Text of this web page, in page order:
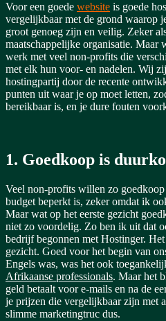
Voor een goede website is goede
vergelijkbaar met de grond waarop
groot genoeg zijn en veilig. Zeker
maatschappelijke organisatie. Maar
werk met veel non-profits die
met elk hun voor- en nadelen. Wij
hostingpartij door de recente
punten uit waar je op moet letten,
bereikbaar is, en je dure fouten
1. Goedkoop is
Veel non-profits willen zo
budget beperkt is, zeker omdat ik
Maar wat op het eerste gezicht
niet zo voordelig. Zo ben ik uit dat
bedrijf begonnen met Hostinger.
gezicht. Goed voor het begin van
Engels was, was het ook
Afrikaanse professionals. Maar het
geld betaalt voor e-mails en na de
je prijzen die vergelijkbaar zijn met
slimme marketingtruc dus.